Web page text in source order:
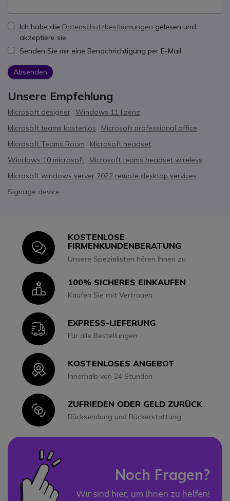
Ich habe die Datenschutzbestimmungen gelesen und
akzeptiere sie.
Senden Sie mir eine Benachrichtigung per E-Mail
Absenden
Unsere Empfehlung
Microsoft designer Windows 11 lizenz
Microsoft teams kostenlos
Microsoft professional office
Microsoft Teams Room
Microsoft headset
Windows 10 microsoft
Microsoft teams headset wireless
Microsoft windows server 2022 remote desktop services
Signage device
Icon
KOSTENLOSE
FIRMENKUNDENBERATUNG
Unsere Spezialisten hören Ihnen zu
Icon100% SICHERES EINKAUFEN
Kaufen Sie mit Vertrauen
IconEXPRESS-LIEFERUNG
Für alle Bestellungen
IconKOSTENLOSES ANGEBOT
Innerhalb von 24 Stunden
IconZUFRIEDEN ODER GELD ZURÜCK
Rücksendung und Rückerstattung
Noch Fragen?
Wir sind hier, um Ihnen zu helfen!